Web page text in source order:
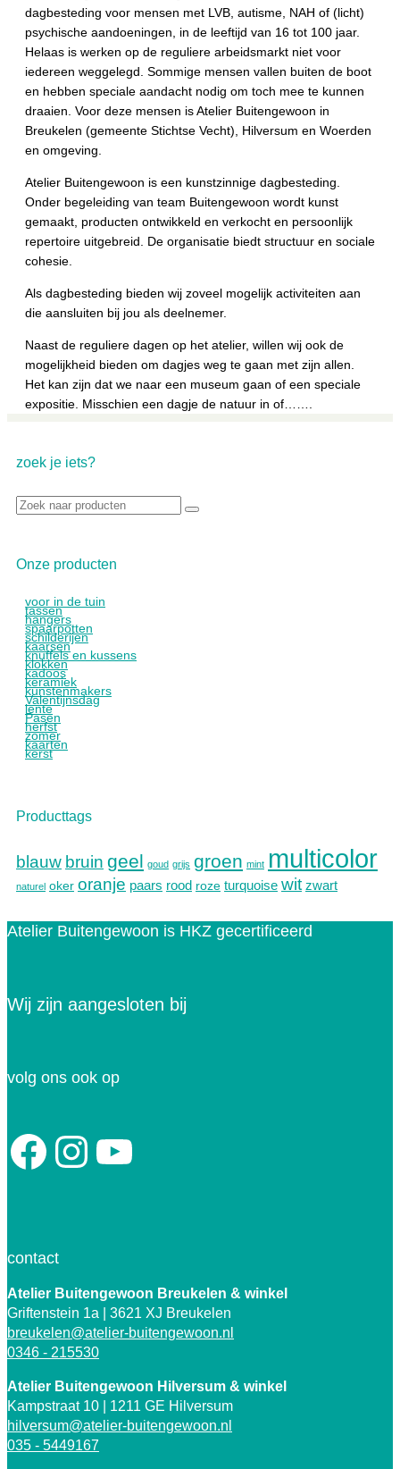
dagbesteding voor mensen met LVB, autisme, NAH of (licht)
psychische aandoeningen, in de leeftijd van 16 tot 100 jaar.
Helaas is werken op de reguliere arbeidsmarkt niet voor
iedereen weggelegd. Sommige mensen vallen buiten de boot
en hebben speciale aandacht nodig om toch mee te kunnen
draaien. Voor deze mensen is Atelier Buitengewoon in
Breukelen (gemeente Stichtse Vecht), Hilversum en Woerden
en omgeving.
Atelier Buitengewoon is een kunstzinnige dagbesteding.
Onder begeleiding van team Buitengewoon wordt kunst
gemaakt, producten ontwikkeld en verkocht en persoonlijk
repertoire uitgebreid. De organisatie biedt structuur en sociale
cohesie.
Als dagbesteding bieden wij zoveel mogelijk activiteiten aan
die aansluiten bij jou als deelnemer.
Naast de reguliere dagen op het atelier, willen wij ook de
mogelijkheid bieden om dagjes weg te gaan met zijn allen.
Het kan zijn dat we naar een museum gaan of een speciale
expositie. Misschien een dagje de natuur in of…….
zoek je iets?
Zoek
Onze producten
voor in de tuin
tassen
hangers
spaarpotten
schilderijen
kaarsen
knuffels en kussens
klokken
kadoos
keramiek
kunstenmakers
Valentijnsdag
lente
Pasen
herfst
zomer
kaarten
kerst
Producttags
blauw bruin geel goud grijs groen mint multicolor
naturel oker oranje paars rood roze turquoise wit zwart
Atelier Buitengewoon is HKZ gecertificeerd
Wij zijn aangesloten bij
volg ons ook op
Facebook
Instagram
YouTube
contact
Atelier Buitengewoon Breukelen & winkel
Griftenstein 1a | 3621 XJ Breukelen
breukelen@atelier-buitengewoon.nl
0346 - 215530
Atelier Buitengewoon Hilversum & winkel
Kampstraat 10 | 1211 GE Hilversum
hilversum@atelier-buitengewoon.nl
035 - 5449167